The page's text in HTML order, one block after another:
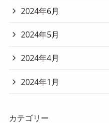
2024年6月
2024年5月
2024年4月
2024年1月
カテゴリー